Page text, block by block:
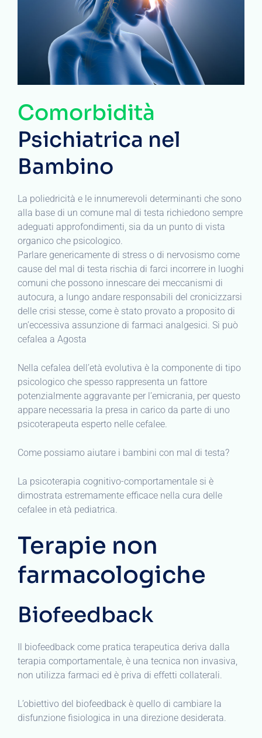
Comorbidità
Psichiatrica nel
Bambino
La poliedricità e le innumerevoli determinanti che sono
alla base di un comune mal di testa richiedono sempre
adeguati approfondimenti, sia da un punto di vista
organico che psicologico.
Parlare genericamente di stress o di nervosismo come
cause del mal di testa rischia di farci incorrere in luoghi
comuni che possono innescare dei meccanismi di
autocura, a lungo andare responsabili del cronicizzarsi
delle crisi stesse, come è stato provato a proposito di
un’eccessiva assunzione di farmaci analgesici. Si può
cefalea a Agosta
Nella cefalea dell’età evolutiva è la componente di tipo
psicologico che spesso rappresenta un fattore
potenzialmente aggravante per l’emicrania, per questo
appare necessaria la presa in carico da parte di uno
psicoterapeuta esperto nelle cefalee.
Come possiamo aiutare i bambini con mal di testa?
La psicoterapia cognitivo-comportamentale si è
dimostrata estremamente efficace nella cura delle
cefalee in età pediatrica.
Terapie non
farmacologiche
Biofeedback
Il biofeedback come pratica terapeutica deriva dalla
terapia comportamentale, è una tecnica non invasiva,
non utilizza farmaci ed è priva di effetti collaterali.
L’obiettivo del biofeedback è quello di cambiare la
disfunzione fisiologica in una direzione desiderata.